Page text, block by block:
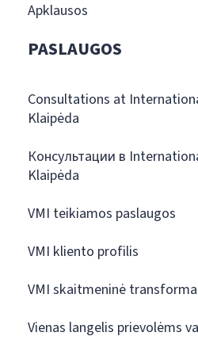
Apklausos
PASLAUGOS
Consultations at
Klaipėda
Консультации в
Klaipėda
VMI teikiamos paslaugos
VMI kliento profilis
VMI skaitmeninė
Vienas langelis prievolėms